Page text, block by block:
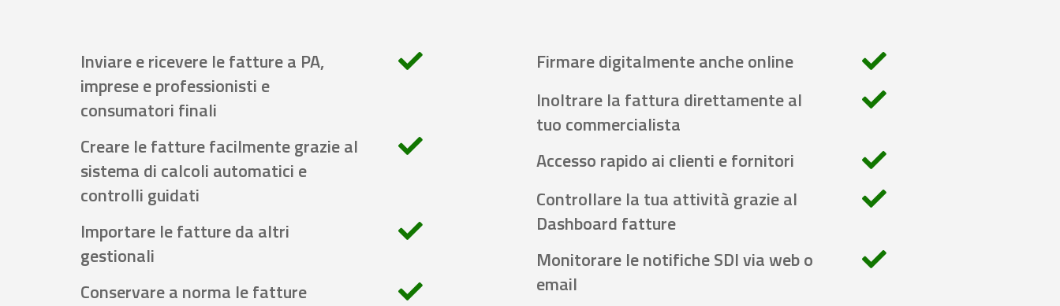
Inviare e ricevere le fatture a PA,
imprese e professionisti e
consumatori finali
Creare le fatture facilmente grazie al
sistema di calcoli automatici e
controlli guidati
Importare le fatture da altri
gestionali
Conservare a norma le fatture
Firmare digitalmente anche online
Inoltrare la fattura direttamente al
tuo commercialista
Accesso rapido ai clienti e fornitori
Controllare la tua attività grazie al
Dashboard fatture
Monitorare le notifiche SDI via web o
email